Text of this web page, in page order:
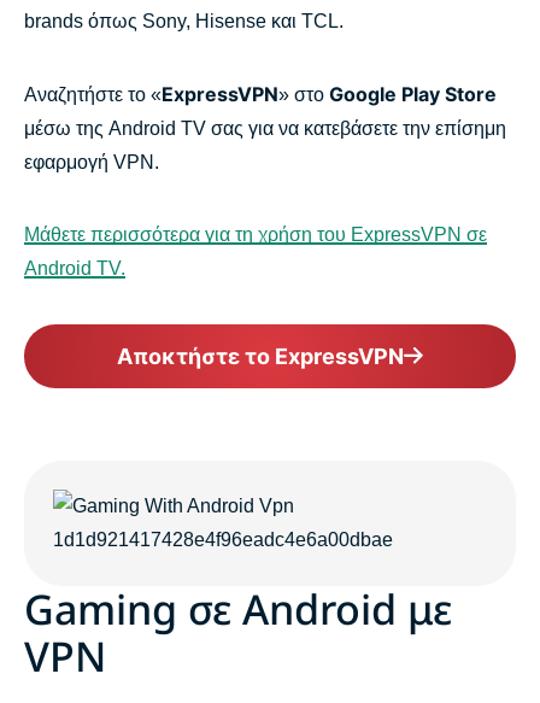
brands όπως Sony, Hisense και TCL.
Αναζητήστε το «ExpressVPN» στο Google Play Store
μέσω της Android TV σας για να κατεβάσετε την επίσημη
εφαρμογή VPN.
Μάθετε περισσότερα για τη χρήση του ExpressVPN σε
Android TV.
Αποκτήστε το ExpressVPN
Gaming σε Android με
VPN